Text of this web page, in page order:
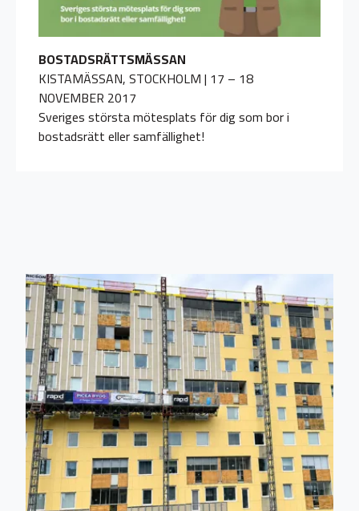
BOSTADSRÄTTSMÄSSAN
KISTAMÄSSAN, STOCKHOLM | 17 – 18
NOVEMBER 2017
Sveriges största mötesplats för dig som bor i
bostadsrätt eller samfällighet!